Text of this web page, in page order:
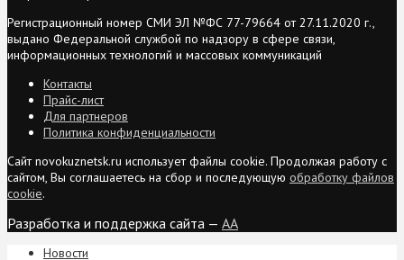
Регистрационный номер СМИ ЭЛ №ФС 77-79664 от 27.11.2020 г.,
выдано Федеральной службой по надзору в сфере связи,
информационных технологий и массовых коммуникаций
Контакты
Прайс-лист
Для партнеров
Политика конфиденциальности
Сайт novokuznetsk.ru использует файлы cookie. Продолжая работу с
сайтом, Вы соглашаетесь на сбор и последующую обработку файлов
cookie.
Разработка и поддержка сайта — AA
Новости